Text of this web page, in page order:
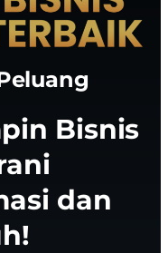
Bisnis
dan